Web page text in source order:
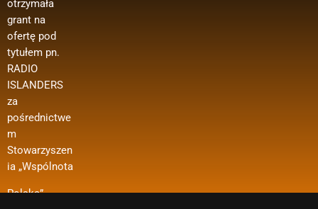
otrzymała
grant na
ofertę pod
tytułem pn.
RADIO
ISLANDERS
za
pośrednictwe
m
Stowarzyszen
ia „Wspólnota
Ministerstwa
Spraw
Zagranicznyc
h w ramach
konkursu
„Polonia i
Polacy za
Granicą 2024